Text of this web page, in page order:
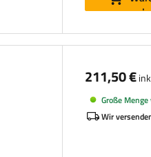
211,50 €
Große
Wir